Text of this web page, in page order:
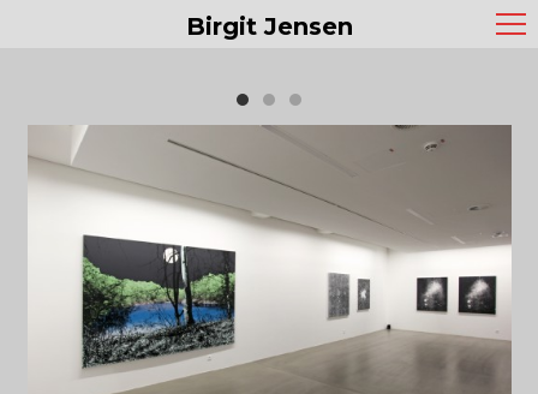
Birgit Jensen